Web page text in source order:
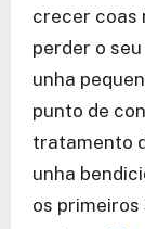
crecer coas
perder o
unha
punto de
tratamento
unha
os